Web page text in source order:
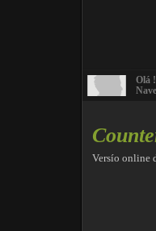
Olá
Versío online